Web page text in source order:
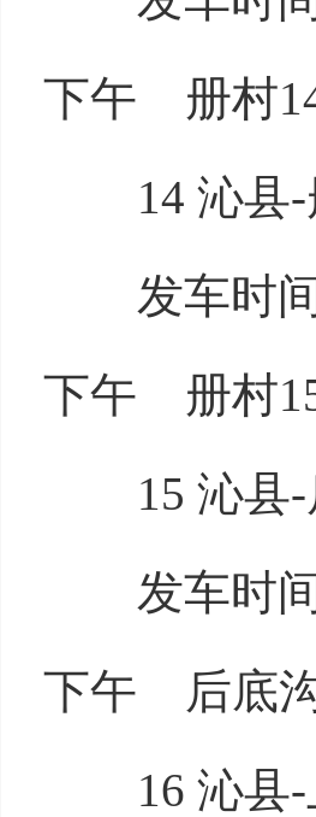
下午 册村
14 沁县-
发车时间
下午 册村
15 沁县-
发车时间
下午 后底沟
16 沁县-